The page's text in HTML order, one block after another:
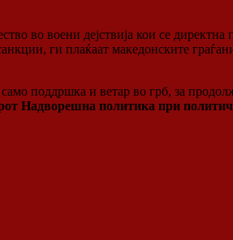
во воени дејствија кои се директна
ги плаќаат македонските
поддршка и ветар во грб, за
Надворешна политика при